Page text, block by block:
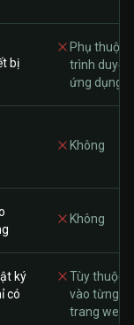
bị
Phụ thuộc
trình duyệt/
ứng dụng
Không
Không
ký
có
Tùy thuộc
vào từng
trang web